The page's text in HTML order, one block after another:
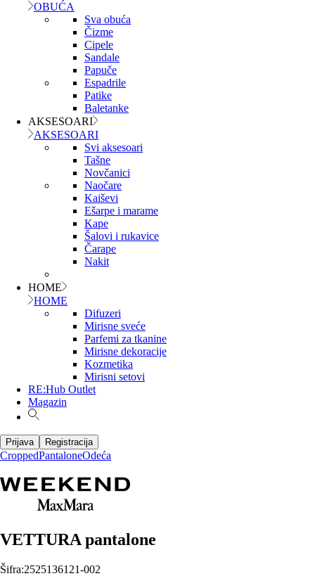
OBUĆA
Sva obuća
Čizme
Cipele
Sandale
Papuče
Espadrile
Patike
Baletanke
AKSESOARI
AKSESOARI
Svi aksesoari
Tašne
Novčanici
Naočare
Kaiševi
Ešarpe i marame
Kape
Šalovi i rukavice
Čarape
Nakit
HOME
HOME
Difuzeri
Mirisne sveće
Parfemi za tkanine
Mirisne dekoracije
Kozmetika
Mirisni setovi
RE:Hub Outlet
Magazin
Prijava Registracija
CroppedPantaloneOdeća
VETTURA pantalone
Šifra:2525136121-002